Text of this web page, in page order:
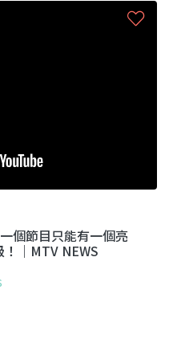
個節目只能有一個亮
｜MTV NEWS